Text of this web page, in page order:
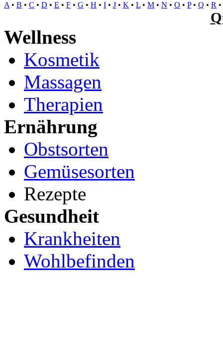
A • B • C • D • E • F • G • H • I • J • K • L • M • N • O • P• Q • R •
Wellness
Kosmetik
Massagen
Therapien
Ernährung
Obstsorten
Gemüsesorten
Rezepte
Gesundheit
Krankheiten
Wohlbefinden